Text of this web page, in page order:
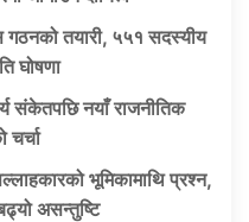
तयारी, ५५१ सदस्यीय
घोषणा
संकेतपछि नयाँ राजनीतिक
भूमिकामाथि प्रश्न,
असन्तुष्टि